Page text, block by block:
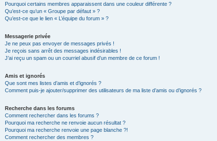
Pourquoi certains membres apparaissent dans une couleur différente ?
Qu’est-ce qu’un « Groupe par défaut » ?
Qu’est-ce que le lien « L’équipe du forum » ?
Messagerie privée
Je ne peux pas envoyer de messages privés !
Je reçois sans arrêt des messages indésirables !
J’ai reçu un spam ou un courriel abusif d’un membre de ce forum !
Amis et ignorés
Que sont mes listes d’amis et d’ignorés ?
Comment puis-je ajouter/supprimer des utilisateurs de ma liste d’amis ou d’ignorés ?
Recherche dans les forums
Comment rechercher dans les forums ?
Pourquoi ma recherche ne renvoie aucun résultat ?
Pourquoi ma recherche renvoie une page blanche ?!
Comment rechercher des membres ?